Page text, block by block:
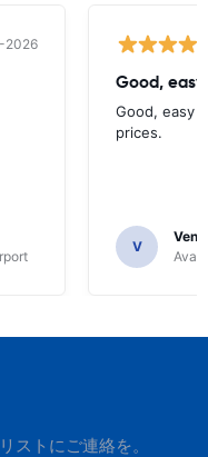
2026
Good,
Good, easy
prices.
V
ストにご連絡を。